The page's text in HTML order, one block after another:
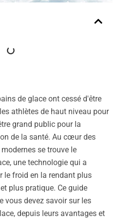
de glace ont cessé d'être
athlètes de haut niveau pour
grand public pour la
de la santé. Au cœur des
se trouve le
une technologie qui a
le froid en la rendant plus
plus pratique. Ce guide
vous devez savoir sur les
depuis leurs avantages et